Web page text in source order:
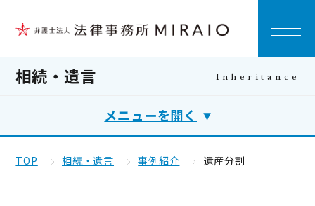
相続・遺言
メニューを開く
TOP 相続・遺言 事例紹介 遺産分割